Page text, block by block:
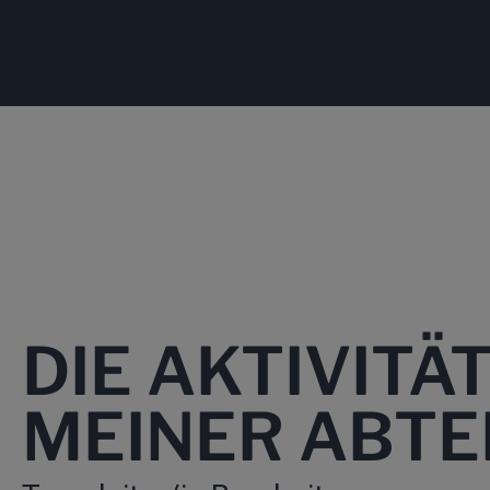
DIE AKTIVITÄT
MEINER